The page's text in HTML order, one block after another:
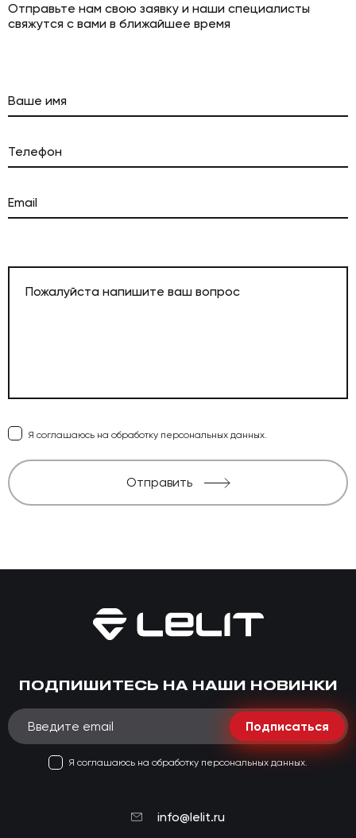
Отправьте нам свою заявку и наши специалисты
свяжутся с вами в ближайшее время
Я соглашаюсь на обработку персональных данных.
Отправить
ПОДПИШИТЕСЬ НА НАШИ НОВИНКИ
Подписаться
Я соглашаюсь на обработку персональных данных.
info@lelit.ru